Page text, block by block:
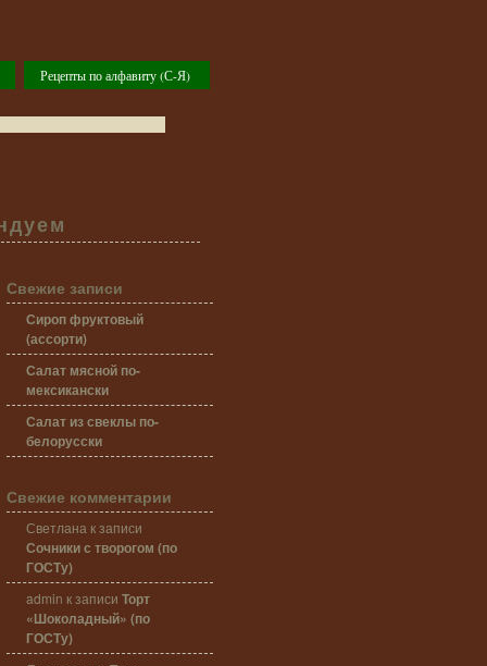
Рецепты по алфавиту (С-Я)
Свежие записи
Сироп фруктовый
(ассорти)
Салат мясной по-
мексикански
Салат из свеклы по-
белорусски
Свежие комментарии
Светлана к записи
Сочники с творогом (по
ГОСТу)
admin к записи Торт
«Шоколадный» (по
ГОСТу)